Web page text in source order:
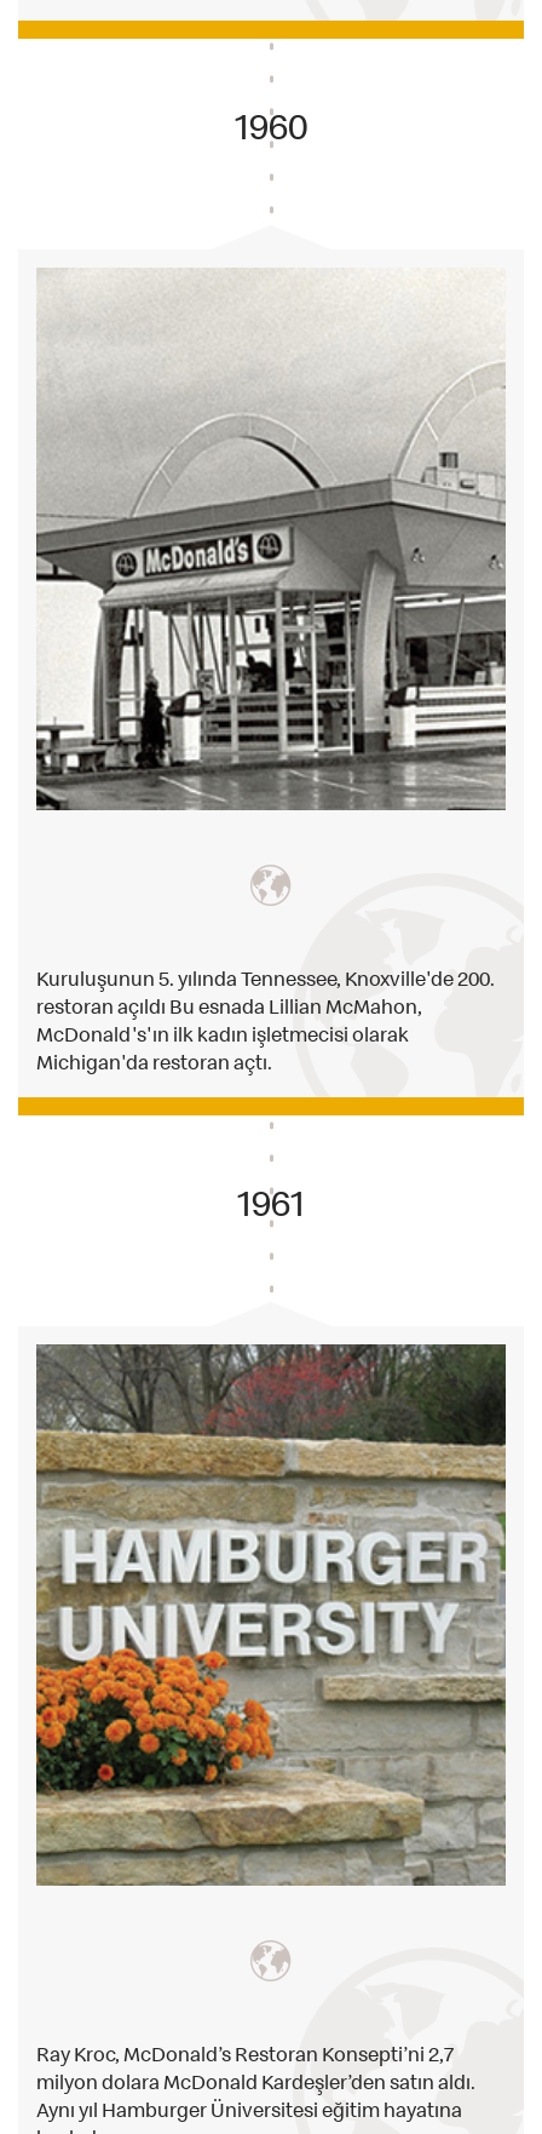
1960
Kuruluşunun 5. yılında Tennessee, Knoxville'de 200.
restoran açıldı Bu esnada Lillian McMahon,
McDonald's'ın ilk kadın işletmecisi olarak
Michigan'da restoran açtı.
1961
Ray Kroc, McDonald’s Restoran Konsepti’ni 2,7
milyon dolara McDonald Kardeşler’den satın aldı.
Aynı yıl Hamburger Üniversitesi eğitim hayatına